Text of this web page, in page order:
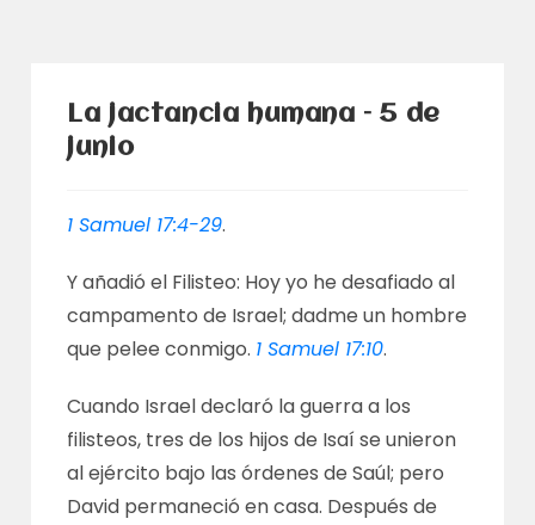
La jactancia humana – 5 de
junio
1 Samuel 17:4-29.
Y añadió el Filisteo: Hoy yo he desafiado al
campamento de Israel; dadme un hombre
que pelee conmigo. 1 Samuel 17:10.
Cuando Israel declaró la guerra a los
filisteos, tres de los hijos de Isaí se unieron
al ejército bajo las órdenes de Saúl; pero
David permaneció en casa. Después de